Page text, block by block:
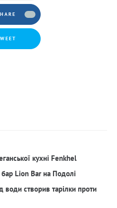
кухні Fenkhel
бар Lion Bar на Подолі
створив тарілки проти